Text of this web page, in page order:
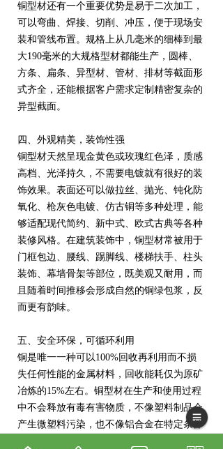
铜型材还有一个重要优势是易于二次加工，
可以弯曲、焊接、切削、冲压，便于现场安
装和管线布置。规格上从几毫米的细棒到最
大190毫米的大规格型材都能生产，圆棒、
方条、扁条、异型材、管材、排材等截面形
式齐全，还能根据客户需求定制精密复杂的
异型截面。
四、外观精美，装饰性强
铜型材天然呈现金黄色或玫瑰红色泽，质感
高档、光泽持久，不需要电镀就有很好的装
饰效果。表面还可以做拉丝、抛光、钝化防
氧化、枪灰色电镀、仿古铜等多种处理，能
够适配现代简约、新中式、欧式古典等各种
装修风格。在建筑装饰中，铜型材常被用于
门框包边、腰线、踢脚线、楼梯扶手、柱头
装饰、幕墙骨架等部位，既美观又耐用，而
且随着时间推移会形成自然的铜绿包浆，反
而更有韵味。
五、安全环保，可循环利用
铜是唯一一种可以100%回收再利用而不损
失任何性能的金属材料，回收能耗仅为原矿
冶炼的15%左右。铜型材在生产和使用过程
中不会释放有毒有害物质，不像塑料制品会
产生微塑料污染，也不像铝合金在特定条件